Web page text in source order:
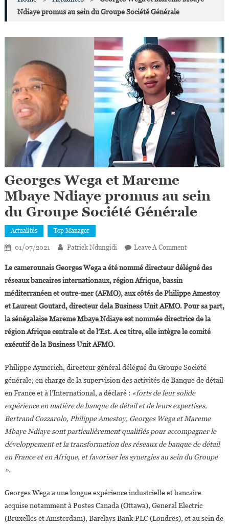
Ndiaye promus au sein du Groupe Société Générale
Georges Wega et Mareme
Mbaye Ndiaye promus au sein
du Groupe Société Générale
Actualités Top Manager
01/07/2021 Patrick Ndungidi Leave A CommentOn
Wega
Mareme
Mbaye
Ndiaye
Promus
Du
Groupe
Le camerounais Georges Wega a été nommé directeur délégué des
réseaux bancaires internationaux, région Afrique, bassin
méditerranéen et outre-mer (AFMO), aux côtés de Philippe Amestoy
et Laurent Goutard, directeur dela Business Unit AFMO. Pour sa part,
la sénégalaise Mareme Mbaye Ndiaye est nommée directrice de la
région Afrique centrale et de l’Est. A ce titre, elle intègre le comité
exécutif de la Business Unit AFMO.
Philippe Aymerich, directeur général délégué du Groupe Société
générale, en charge de la supervision des activités de Banque de détail
en France et à l’International, a déclaré : «forts de leur solide
expérience en matière de banque de détail et de leurs expertises,
Bertrand Cozzarolo, Philippe Amestoy, Georges Wega et Mareme
Mbaye Ndiaye sont particulièrement qualifiés pour accompagner le
développement et la transformation des réseaux de banque de détail
en France et en Afrique, et favoriser les synergies au sein du Groupe
».
Georges Wega a une longue expérience industrielle et bancaire
acquise notamment à Postes Canada (Ottawa), General Electric
(Bruxelles et Amsterdam), Barclays Bank PLC (Londres), et au sein de